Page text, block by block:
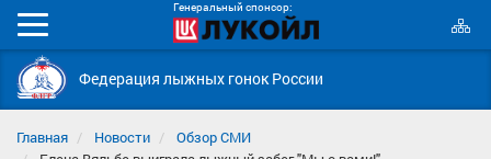
Генеральный спонсор:
Мобильное
меню
Федерация лыжных гонок России
Главная Новости
Обзор СМИ